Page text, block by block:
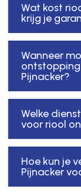
Wat kost
krijg je
Wanneer
Pijnacker?
Welke
voor riool
Hoe kun je
Pijnacker